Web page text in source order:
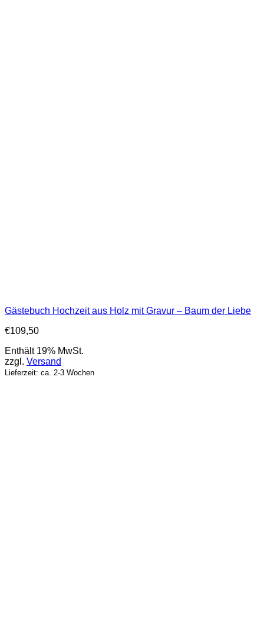
Gästebuch Hochzeit aus Holz mit Gravur – Baum der Liebe
€109,50
Enthält 19% MwSt.
zzgl. Versand
Lieferzeit: ca. 2-3 Wochen